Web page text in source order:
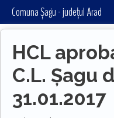
Sari
la
Comuna Șagu - județul Arad
HCL
C.L. Șagu
31.01.2017